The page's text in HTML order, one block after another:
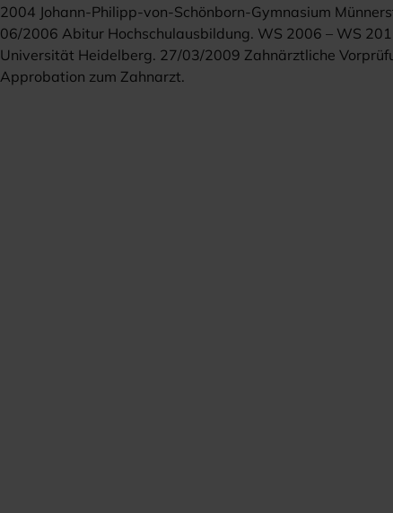
2004 Johann-Philipp-von-Schönborn-Gymnasium
06/2006 Abitur Hochschulausbildung. WS 2006 – WS
Universität Heidelberg. 27/03/2009 Zahnärztliche
Approbation zum Zahnarzt.